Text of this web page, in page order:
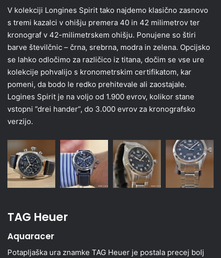
V kolekciji Longines Spirit tako najdemo klasično zasnovo
s tremi kazalci v ohišju premera 40 in 42 milimetrov ter
kronograf v 42-milimetrskem ohišju. Ponujene so štiri
barve številčnic – črna, srebrna, modra in zelena. Opcijsko
se lahko odločimo za različico iz titana, dočim se vse ure
kolekcije pohvalijo s kronometrskim certifikatom, kar
pomeni, da bodo le redko prehitevale ali zaostajale.
Logines Spirit je na voljo od 1.900 evrov, kolikor stane
vstopni ”drei hander”, do 3.000 evrov za kronografsko
verzijo.
TAG Heuer
Aquaracer
Potapljaška ura znamke TAG Heuer je postala precej bolj